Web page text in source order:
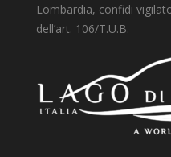
Lombardia, confidi
dell’art. 106/T.U.B.